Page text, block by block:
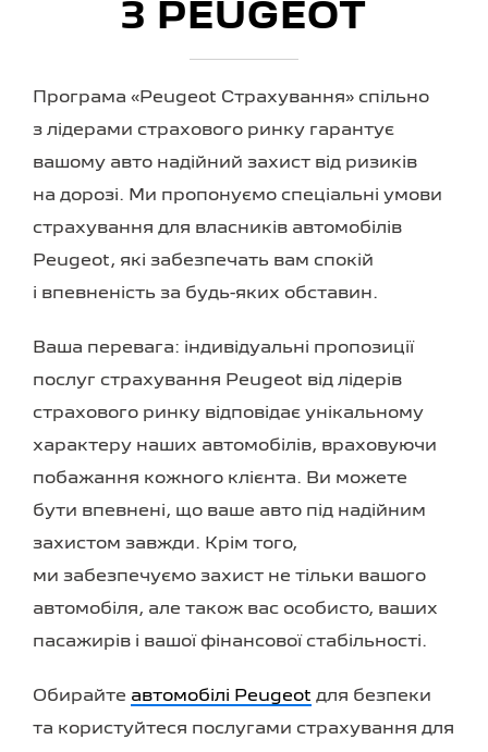
З PEUGEOT
Програма «Peugeot Страхування» спільно
з лідерами страхового ринку гарантує
вашому авто надійний захист від ризиків
на дорозі. Ми пропонуємо спеціальні умови
страхування для власників автомобілів
Peugeot, які забезпечать вам спокій
і впевненість за будь-яких обставин.
Ваша перевага: індивідуальні пропозиції
послуг страхування Peugeot від лідерів
страхового ринку відповідає унікальному
характеру наших автомобілів, враховуючи
побажання кожного клієнта. Ви можете
бути впевнені, що ваше авто під надійним
захистом завжди. Крім того,
ми забезпечуємо захист не тільки вашого
автомобіля, але також вас особисто, ваших
пасажирів і вашої фінансової стабільності.
Обирайте автомобілі Peugeot для безпеки
та користуйтеся послугами страхування для